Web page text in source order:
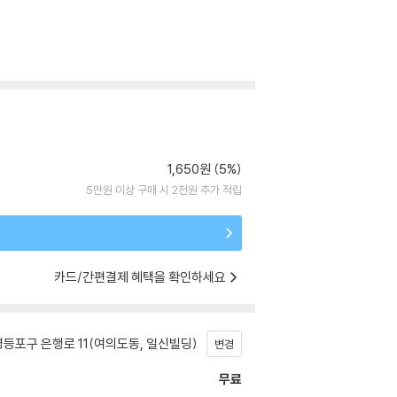
1,650원 (5%)
5만원 이상 구매 시 2천원 추가 적립
카드/간편결제 혜택을 확인하세요
포구 은행로 11(여의도동, 일신빌딩) 변경
무료